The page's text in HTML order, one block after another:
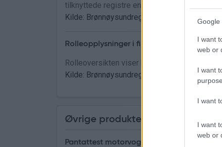
Google
I want
web or
I want
I want
I want
web or
tilknyttede registre enheten er registrert i,
Kilde: Brønnøysundregistrene -
Rolleopplysninger i firma
Rolleoversikten viser hvilke roller et foretak
Kilde: Brønnøysundregistrene -
Øvrige produkter
Pantattest motorvogn